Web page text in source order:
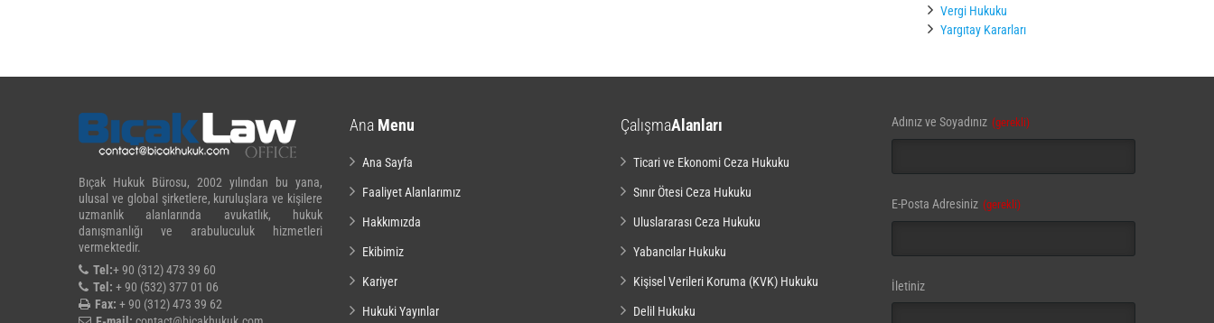
Vergi Hukuku
Yargıtay Kararları
Bıçak Hukuk Bürosu, 2002 yılından bu yana,
ulusal ve global şirketlere, kuruluşlara ve kişilere
uzmanlık alanlarında avukatlık, hukuk
danışmanlığı ve arabuluculuk hizmetleri
vermektedir.
Tel:+ 90 (312) 473 39 60
Tel: + 90 (532) 377 01 06
Fax: + 90 (312) 473 39 62
Ana Menu
Ana Sayfa
Faaliyet Alanlarımız
Hakkımızda
Ekibimiz
Kariyer
Hukuki Yayınlar
ÇalışmaAlanları
Ticari ve Ekonomi Ceza Hukuku
Sınır Ötesi Ceza Hukuku
Uluslararası Ceza Hukuku
Yabancılar Hukuku
Kişisel Verileri Koruma (KVK) Hukuku
Delil Hukuku
Adınız ve Soyadınız (gerekli)
Email
Address (gerekli)
E-Posta Adresiniz (gerekli)
İletiniz